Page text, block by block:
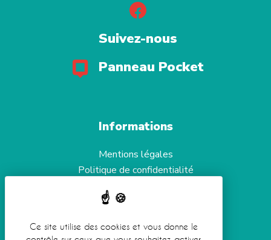
Suivez-nous
Panneau Pocket
Informations
Mentions légales
Politique de confidentialité
Gestion des cookies
Ce site utilise des cookies et vous donne le